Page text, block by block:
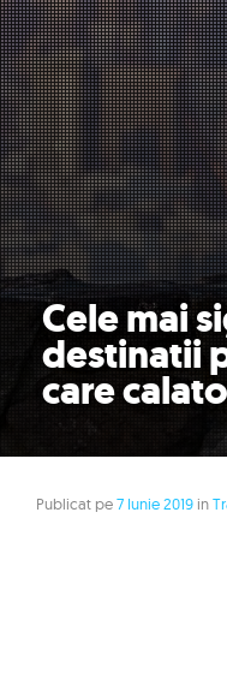
Cele mai
destinatii
care
Publicat pe7 Iunie 2019 in